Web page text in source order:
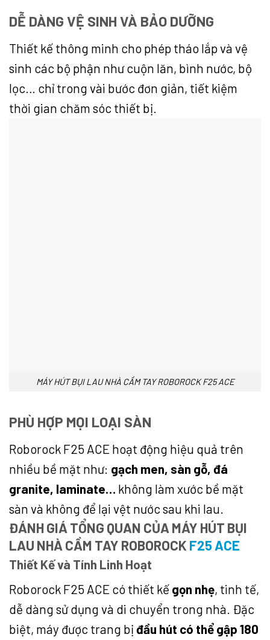
DỄ DÀNG VỆ SINH VÀ BẢO DƯỠNG
Thiết kế thông minh cho phép tháo lắp và vệ
sinh các bộ phận như cuộn lăn, bình nước, bộ
lọc… chỉ trong vài bước đơn giản, tiết kiệm
thời gian chăm sóc thiết bị.
MÁY HÚT BỤI LAU NHÀ CẦM TAY ROBOROCK F25 ACE
PHÙ HỢP MỌI LOẠI SÀN
Roborock F25 ACE hoạt động hiệu quả trên
nhiều bề mặt như: gạch men, sàn gỗ, đá
granite, laminate… không làm xước bề mặt
sàn và không để lại vệt nước sau khi lau.
ĐÁNH GIÁ TỔNG QUAN CỦA MÁY HÚT BỤI
LAU NHÀ CẦM TAY ROBOROCK F25 ACE
Thiết Kế và Tính Linh Hoạt
Roborock F25 ACE có thiết kế gọn nhẹ, tinh tế,
dễ dàng sử dụng và di chuyển trong nhà. Đặc
biệt, máy được trang bị đầu hút có thể gập 180